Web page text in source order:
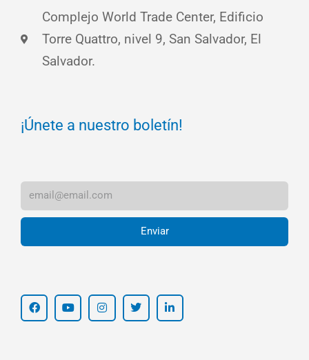
Complejo World Trade Center, Edificio
Torre Quattro, nivel 9, San Salvador, El
Salvador.
¡Únete a nuestro boletín!
Enviar